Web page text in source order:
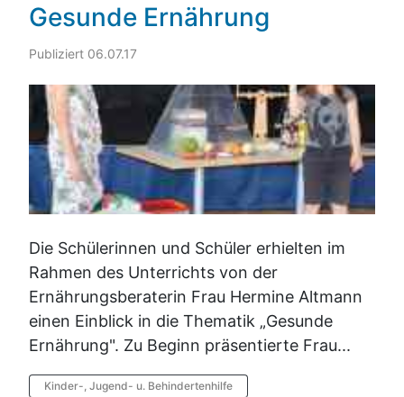
Gesunde Ernährung
Publiziert 06.07.17
Die Schülerinnen und Schüler erhielten im
Rahmen des Unterrichts von der
Ernährungsberaterin Frau Hermine Altmann
einen Einblick in die Thematik „Gesunde
Ernährung". Zu Beginn präsentierte Frau...
Kinder-, Jugend- u. Behindertenhilfe